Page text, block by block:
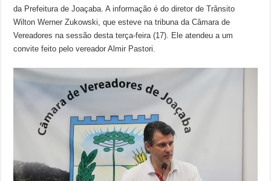
da Prefeitura de Joaçaba. A informação é do diretor de Trânsito
Wilton Werner Zukowski, que esteve na tribuna da Câmara de
Vereadores na sessão desta terça-feira (17). Ele atendeu a um
convite feito pelo vereador Almir Pastori.